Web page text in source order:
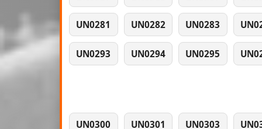
UN0281 UN0282 UN0283
UN0293 UN0294 UN0295
UN0300 UN0301 UN0303